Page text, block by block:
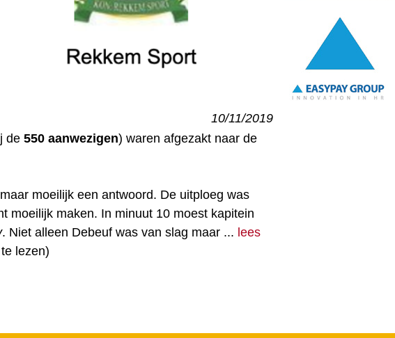
10/11/2019
de 550 aanwezigen) waren afgezakt naar de
moeilijk een antwoord. De uitploeg was
moeilijk maken. In minuut 10 moest kapitein
. Niet alleen Debeuf was van slag maar ... lees
lezen)